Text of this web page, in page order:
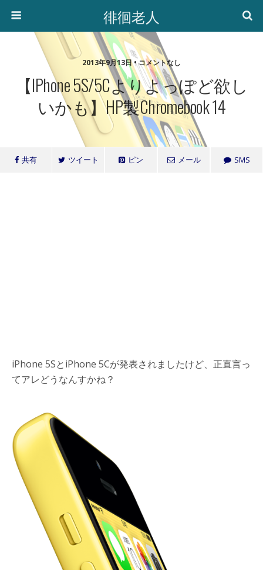
徘徊老人
2013年9月13日 • コメントなし
【iPhone 5S/5Cよりよっぽど欲し
いかも】HP製Chromebook 14
共有 ツイート ピン メール SMS
iPhone 5SとiPhone 5Cが発表されましたけど、正直言っ
てアレどうなんすかね？